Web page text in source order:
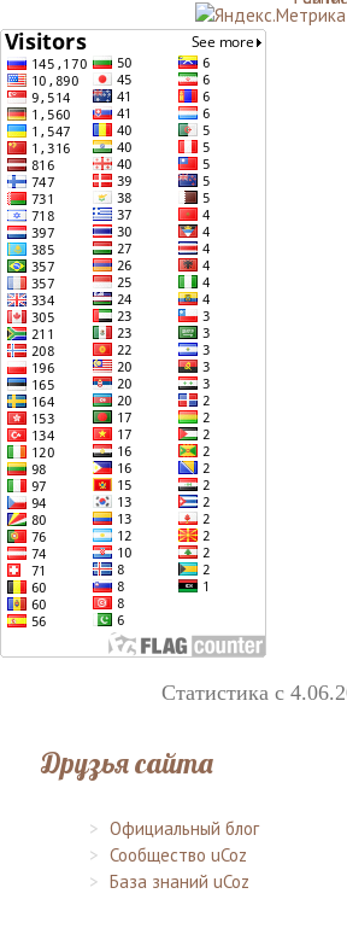
Статистика с
Друзья сайта
Официальный блог
Сообщество uCoz
База знаний uCoz